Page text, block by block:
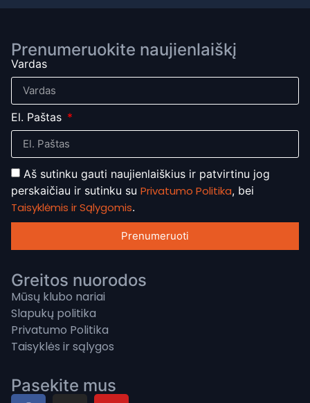
Prenumeruokite naujienlaiškį
Vardas
El. Paštas
Aš sutinku gauti naujienlaiškius ir patvirtinu jog
perskaičiau ir sutinku su Privatumo Politika, bei
Taisyklėmis ir Sąlygomis.
Prenumeruoti
Greitos nuorodos
Mūsų klubo nariai
Slapukų politika
Privatumo Politika
Taisyklės ir sąlygos
Pasekite mus